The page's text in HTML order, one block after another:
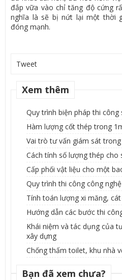
đắp vữa vào chỉ tăng độ cứng
nghĩa là sẽ bị nứt lại một thời
đóng mạnh.
Tweet
Xem thêm
Quy trình biện pháp thi
Hàm lượng cốt thép trong
Vai trò tư vấn giám sát
Cách tính số lượng thép
Cấp phối vật liệu cho một
Quy trình thi công công
Tính toán lượng xi măng,
Hướng dẫn các bước thi
Khái niệm và tác dụng của
xây dựng
Chống thấm toilet, khu nhà
Bạn đã xem chưa?